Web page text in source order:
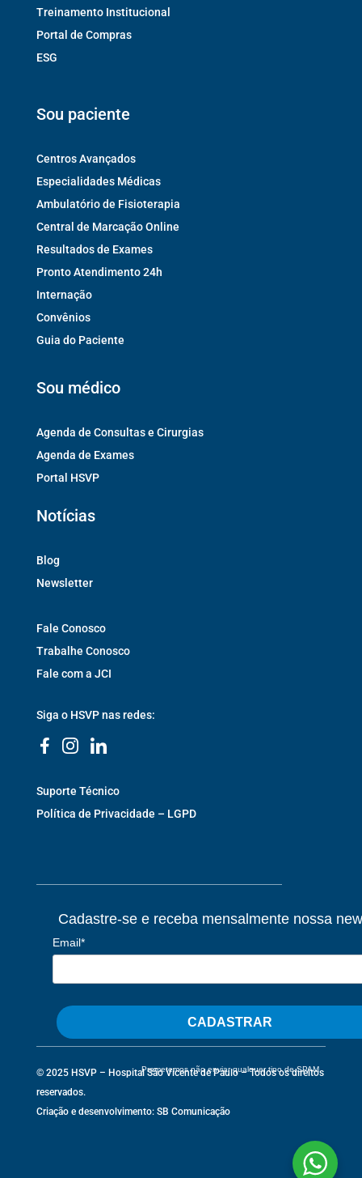
Treinamento Institucional
Portal de Compras
ESG
Sou paciente
Centros Avançados
Especialidades Médicas
Ambulatório de Fisioterapia
Central de Marcação Online
Resultados de Exames
Pronto Atendimento 24h
Internação
Convênios
Guia do Paciente
Sou médico
Agenda de Consultas e Cirurgias
Agenda de Exames
Portal HSVP
Notícias
Blog
Newsletter
Fale Conosco
Trabalhe Conosco
Fale com a JCI
Siga o HSVP nas redes:
Suporte Técnico
Política de Privacidade – LGPD
Cadastre-se e receba mensalmente nossa
Email*
CADASTRAR
Prometemos não enviar qualquer tipo de SPAM
© 2025 HSVP – Hospital São Vicente de Paulo – Todos os direitos
reservados.
Criação e desenvolvimento: SB Comunicação